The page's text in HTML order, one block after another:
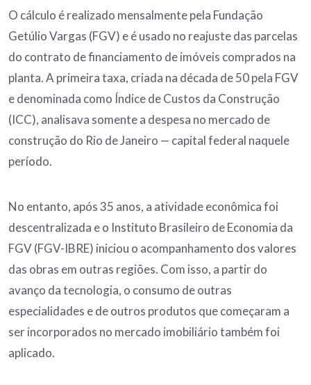
O cálculo é realizado mensalmente pela Fundação
Getúlio Vargas (FGV) e é usado no reajuste das parcelas
do contrato de financiamento de imóveis comprados na
planta. A primeira taxa, criada na década de 50 pela FGV
e denominada como Índice de Custos da Construção
(ICC), analisava somente a despesa no mercado de
construção do Rio de Janeiro — capital federal naquele
período.
No entanto, após 35 anos, a atividade econômica foi
descentralizada e o Instituto Brasileiro de Economia da
FGV (FGV-IBRE) iniciou o acompanhamento dos valores
das obras em outras regiões. Com isso, a partir do
avanço da tecnologia, o consumo de outras
especialidades e de outros produtos que começaram a
ser incorporados no mercado imobiliário também foi
aplicado.